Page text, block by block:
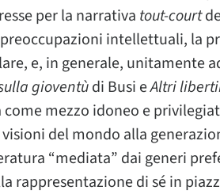
per la narrativa tout-court
intellettuali, la
e, in generale, unitamente
gioventùdi Busi eAltri
mezzo idoneo e
del mondo alla
“mediata” dai generi
rappresentazione di sé in